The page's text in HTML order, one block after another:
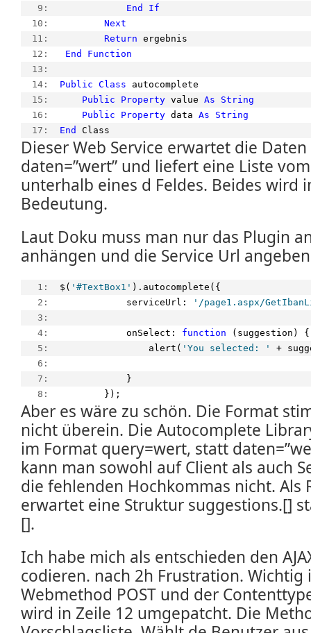
   9:
End
If
  10:
Next
  11:
Return ergebnis
  12:
End
Function
  13:
  14:
Public Class autocomplete
  15:
Public Property value As
String
  16:
Public Property data As
String
  17:
End Class
Dieser Web Service erwartet die
daten=”wert” und liefert eine Liste
unterhalb eines d Feldes. Beides wird
Bedeutung.
Laut Doku muss man nur das Plugin
anhängen und die Service Url
   1:
$( '#TextBox1' ).autocomplete({
   2:
            serviceUrl:
'/page1.aspx/
   3:
   4:
            onSelect:
function (suggestion) {
   5:
                alert(
'You selected: '
+
   6:
   7:
            }
   8:
        });
Aber es wäre zu schön. Die Format
nicht überein. Die Autocomplete
im Format query=wert, statt
kann man sowohl auf Client als auch
die fehlenden Hochkommas nicht. Als
erwartet eine Struktur suggestions.[]
[].
Ich habe mich als entschieden den
codieren. nach 2h Frustration. Wichtig
Webmethod POST und der
wird in Zeile 12 umgepatcht. Die